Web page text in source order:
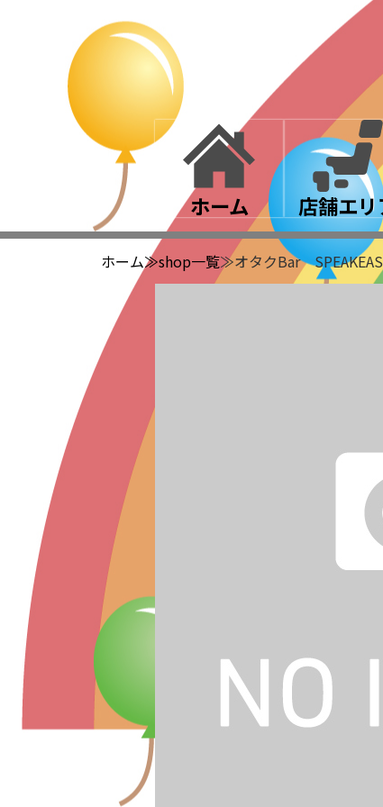
ホーム 店舗エリ
ホーム≫shop一覧≫オタクBar